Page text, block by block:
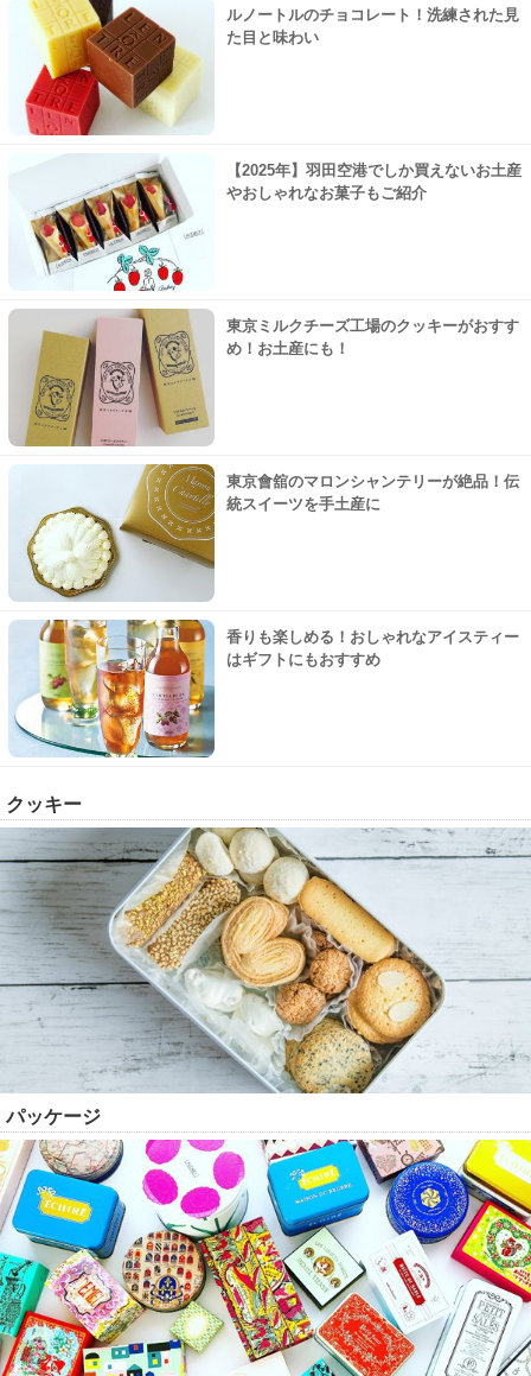
ルノートルのチョコレート！洗練された見
た目と味わい
【2025年】羽田空港でしか買えないお土産
やおしゃれなお菓子もご紹介
東京ミルクチーズ工場のクッキーがおすす
め！お土産にも！
東京會舘のマロンシャンテリーが絶品！伝
統スイーツを手土産に
香りも楽しめる！おしゃれなアイスティー
はギフトにもおすすめ
クッキー
パッケージ